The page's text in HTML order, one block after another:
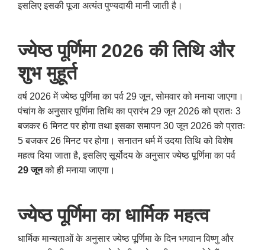
इसलिए इसकी पूजा अत्यंत पुण्यदायी मानी जाती है।
ज्येष्ठ पूर्णिमा 2026 की तिथि और
शुभ मुहूर्त
वर्ष 2026 में ज्येष्ठ पूर्णिमा का पर्व 29 जून, सोमवार को मनाया जाएगा।
पंचांग के अनुसार पूर्णिमा तिथि का प्रारंभ 29 जून 2026 को प्रातः 3
बजकर 6 मिनट पर होगा तथा इसका समापन 30 जून 2026 को प्रातः
5 बजकर 26 मिनट पर होगा। सनातन धर्म में उदया तिथि को विशेष
महत्व दिया जाता है, इसलिए सूर्योदय के अनुसार ज्येष्ठ पूर्णिमा का पर्व
29 जूनको ही मनाया जाएगा।
ज्येष्ठ पूर्णिमा का धार्मिक महत्व
धार्मिक मान्यताओं के अनुसार ज्येष्ठ पूर्णिमा के दिन भगवान विष्णु और